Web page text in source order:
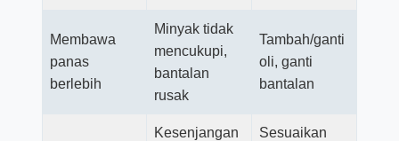
Membawa
panas
berlebih
Minyak tidak
mencukupi,
bantalan
rusak
Tambah/ganti
oli, ganti
bantalan
Kesenjangan
Sesuaikan